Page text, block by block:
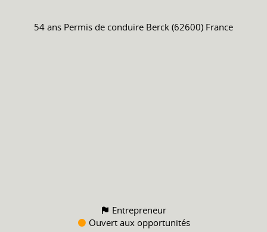
54 ans Permis de conduire Berck (62600) France
Entrepreneur
Ouvert aux opportunités